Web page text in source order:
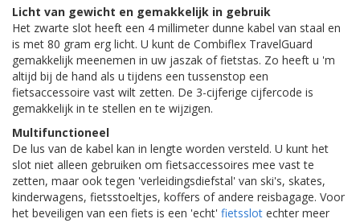
Licht van gewicht en gemakkelijk in gebruik
Het zwarte slot heeft een 4 millimeter dunne kabel van staal en
is met 80 gram erg licht. U kunt de Combiflex TravelGuard
gemakkelijk meenemen in uw jaszak of fietstas. Zo heeft u 'm
altijd bij de hand als u tijdens een tussenstop een
fietsaccessoire vast wilt zetten. De 3-cijferige cijfercode is
gemakkelijk in te stellen en te wijzigen.
Multifunctioneel
De lus van de kabel kan in lengte worden versteld. U kunt het
slot niet alleen gebruiken om fietsaccessoires mee vast te
zetten, maar ook tegen 'verleidingsdiefstal' van ski's, skates,
kinderwagens, fietsstoeltjes, koffers of andere reisbagage. Voor
het beveiligen van een fiets is een 'echt' fietsslot echter meer